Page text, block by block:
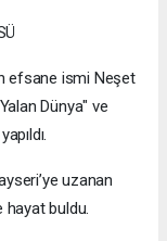
efsane ismi Neşet
Dünya" ve
uzanan
hayat buldu.